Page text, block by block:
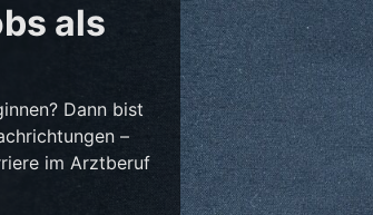
als
Dann bist
–
im Arztberuf